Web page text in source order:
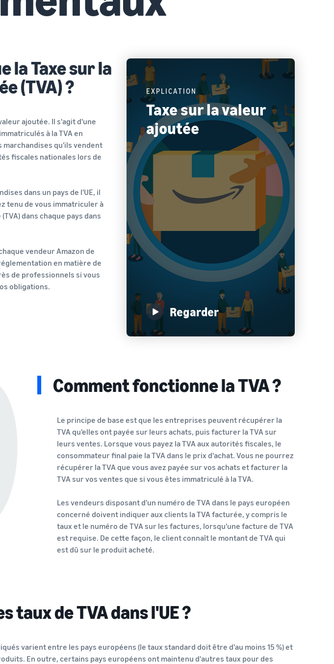
la Taxe sur la
(TVA) ?
ajoutée. Il s'agit d'une
à la TVA en
marchandises qu'ils vendent
fiscales nationales lors de
dans un pays de l'UE, il
tenu de vous immatriculer à
dans chaque pays dans
vendeur Amazon de
en matière de
de professionnels si vous
obligations.
EXPLICATION
Taxe sur la valeur
ajoutée
Regarder
Comment fonctionne la TVA ?
Le principe de base est que les entreprises peuvent récupérer la
TVA qu'elles ont payée sur leurs achats, puis facturer la TVA sur
leurs ventes. Lorsque vous payez la TVA aux autorités fiscales, le
consommateur final paie la TVA dans le prix d'achat. Vous ne pourrez
récupérer la TVA que vous avez payée sur vos achats et facturer la
TVA sur vos ventes que si vous êtes immatriculé à la TVA.
Les vendeurs disposant d'un numéro de TVA dans le pays européen
concerné doivent indiquer aux clients la TVA facturée, y compris le
taux et le numéro de TVA sur les factures, lorsqu'une facture de TVA
est requise. De cette façon, le client connaît le montant de TVA qui
est dû sur le produit acheté.
taux de TVA dans l'UE ?
varient entre les pays européens (le taux standard doit être d'au moins 15 %) et
En outre, certains pays européens ont maintenu d'autres taux pour des